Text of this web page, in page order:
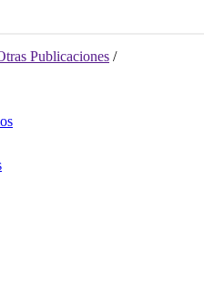
Publicaciones /